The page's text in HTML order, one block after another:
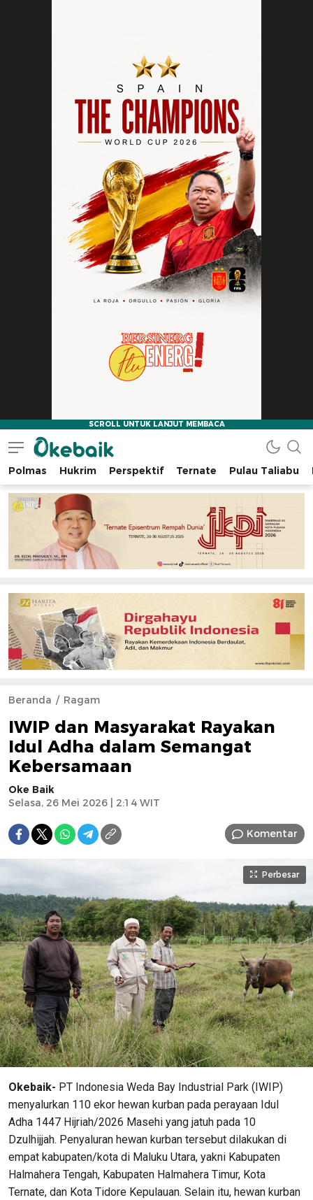
Okebaik.id
Baiknya Dibaca
Polmas Hukrim Perspektif Ternate Pulau Taliabu
Beranda Ragam
IWIP dan Masyarakat Rayakan
Idul Adha dalam Semangat
Kebersamaan
Oke Baik
Selasa, 26 Mei 2026 | 2:14 WIT
Komentar
Perbesar
Okebaik- PT Indonesia Weda Bay Industrial Park (IWIP)
menyalurkan 110 ekor hewan kurban pada perayaan Idul
Adha 1447 Hijriah/2026 Masehi yang jatuh pada 10
Dzulhijjah. Penyaluran hewan kurban tersebut dilakukan di
empat kabupaten/kota di Maluku Utara, yakni Kabupaten
Halmahera Tengah, Kabupaten Halmahera Timur, Kota
Ternate, dan Kota Tidore Kepulauan. Selain itu, hewan kurban